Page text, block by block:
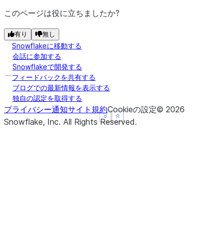
Show less
See more
Show less
See more
このページは役に立ちましたか?
有り 無し
Snowflakeに移動する
会話に参加する
Snowflakeで開発する
フィードバックを共有する
ブログでの最新情報を表示する
独自の認定を取得する
プライバシー通知サイト規約Cookieの設定© 2026
Snowflake, Inc. All Rights Reserved.